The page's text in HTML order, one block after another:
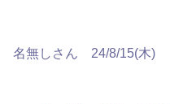
名無しさん 24/8/15(木)